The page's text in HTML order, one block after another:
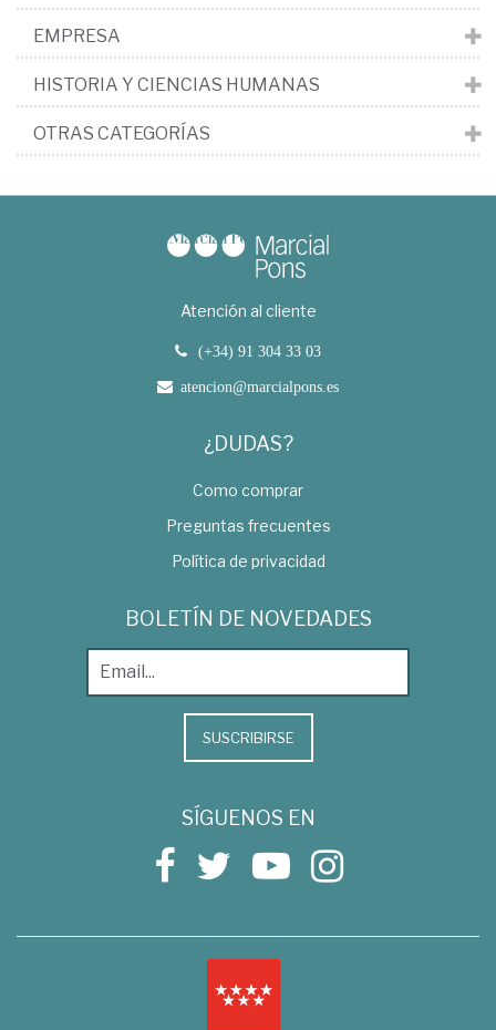
EMPRESA
HISTORIA Y CIENCIAS HUMANAS
OTRAS CATEGORÍAS
Atención al cliente
(+34) 91 304 33 03
atencion@marcialpons.es
¿DUDAS?
Como comprar
Preguntas frecuentes
Política de privacidad
BOLETÍN DE NOVEDADES
SUSCRIBIRSE
SÍGUENOS EN